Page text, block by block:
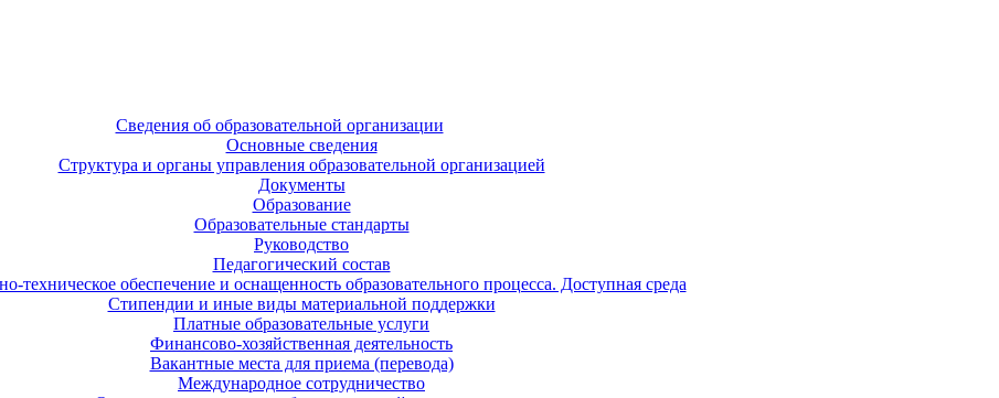
Сведения об образовательной организации
Основные сведения
Структура и органы управления образовательной организацией
Документы
Образование
Образовательные стандарты
Руководство
Педагогический состав
техническое обеспечение и оснащенность образовательного процесса. Доступная среда
Стипендии и иные виды материальной поддержки
Платные образовательные услуги
Финансово-хозяйственная деятельность
Вакантные места для приема (перевода)
Международное сотрудничество